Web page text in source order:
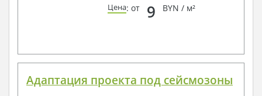
Цена: от 9 BYN / м²
Адаптация проекта под сейсмозоны